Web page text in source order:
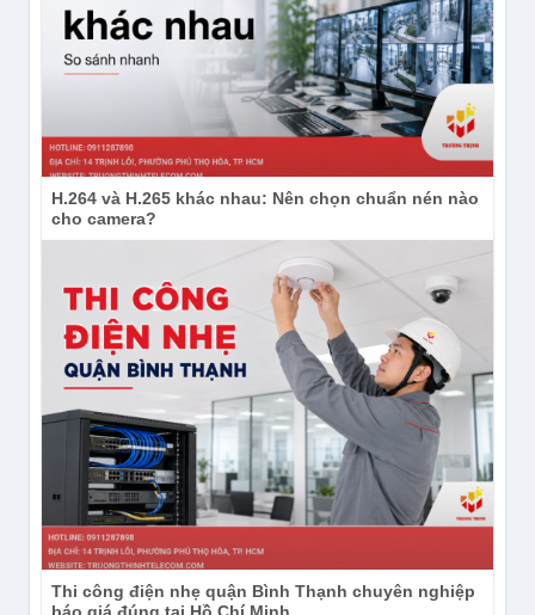
H.264 và H.265 khác nhau: Nên chọn chuẩn nén nào
cho camera?
Thi công điện nhẹ quận Bình Thạnh chuyên nghiệp